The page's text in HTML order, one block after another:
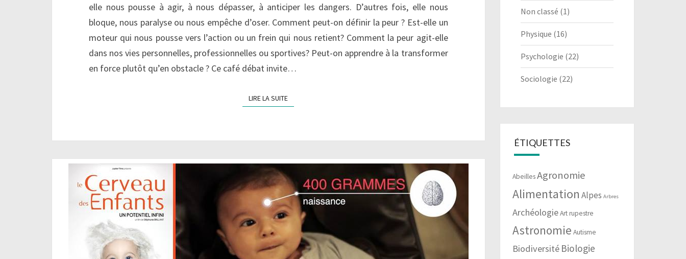
elle nous pousse à agir, à nous dépasser, à anticiper les dangers. D’autres fois, elle nous
bloque, nous paralyse ou nous empêche d’oser. Comment peut-on définir la peur ? Est-elle un
moteur qui nous pousse vers l’action ou un frein qui nous retient? Comment la peur agit-elle
dans nos vies personnelles, professionnelles ou sportives? Peut-on apprendre à la transformer
en force plutôt qu’en obstacle ? Ce café débat invite…
LIRE LA SUITELIRE LA SUITE
Non classé (1)
Physique (16)
Psychologie (22)
Sociologie (22)
ÉTIQUETTES
Abeilles Agronomie
Alimentation Alpes Arbres
Archéologie Art rupestre
Astronomie Autisme
Biodiversité Biologie